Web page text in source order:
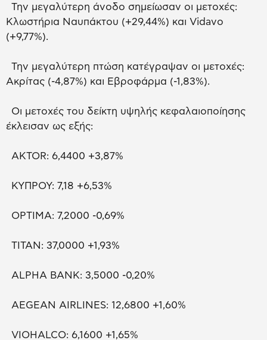
Την μεγαλύτερη άνοδο σημείωσαν οι μετοχές:
Κλωστήρια Ναυπάκτου (+29,44%) και Vidavo
(+9,77%).
Την μεγαλύτερη πτώση κατέγραψαν οι μετοχές:
Ακρίτας (-4,87%) και Εβροφάρμα (-1,83%).
Οι μετοχές του δείκτη υψηλής κεφαλαιοποίησης
έκλεισαν ως εξής:
AKTOR: 6,4400 +3,87%
ΚΥΠΡΟΥ: 7,18 +6,53%
OPTIMA: 7,2000 -0,69%
ΤΙΤΑΝ: 37,0000 +1,93%
ALPHA BANK: 3,5000 -0,20%
AEGEAN AIRLINES: 12,6800 +1,60%
VIOHALCO: 6,1600 +1,65%